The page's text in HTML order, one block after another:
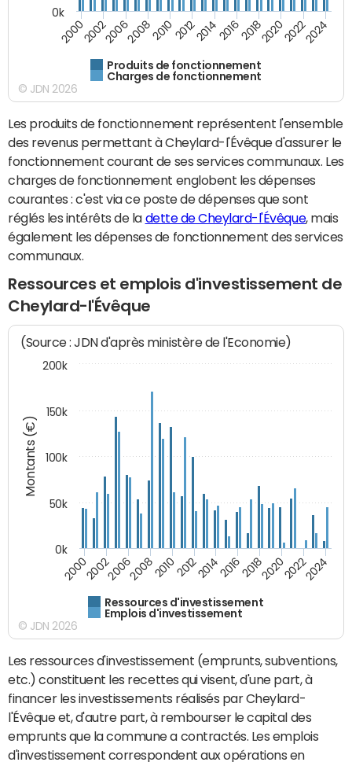
Produits de fonctionnement
Charges de fonctionnement
200020022006200820102012201420162018202020222024
0k
© JDN 2026
Les produits de fonctionnement représentent l'ensemble
des revenus permettant à Cheylard-l'Évêque d'assurer le
fonctionnement courant de ses services communaux. Les
charges de fonctionnement englobent les dépenses
courantes : c'est via ce poste de dépenses que sont
réglés les intérêts de la dette de Cheylard-l'Évêque, mais
également les dépenses de fonctionnement des services
communaux.
Ressources et emplois d'investissement de
Cheylard-l'Évêque
Montants (€)
(Source : JDN d'après ministère de l'Economie)
Ressources d'investissement
Emplois d'investissement
200020022006200820102012201420162018202020222024
0k
50k
100k
150k
200k
© JDN 2026
Les ressources d'investissement (emprunts, subventions,
etc.) constituent les recettes qui visent, d'une part, à
financer les investissements réalisés par Cheylard-
l'Évêque et, d'autre part, à rembourser le capital des
emprunts que la commune a contractés. Les emplois
d'investissement correspondent aux opérations en